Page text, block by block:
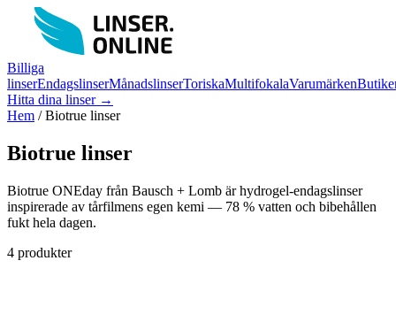
Billiga
linserEndagslinserMånadslinserToriskaMultifokalaVarumärken
Hitta dina linser →
Hem /Biotrue linser
Biotrue linser
Biotrue ONEday från Bausch + Lomb är hydrogel-endagslinser
inspirerade av tårfilmens egen kemi — 78 % vatten och bibehållen
fukt hela dagen.
4 produkter